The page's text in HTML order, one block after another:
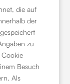
die auf
der
zu
Besuch
Als